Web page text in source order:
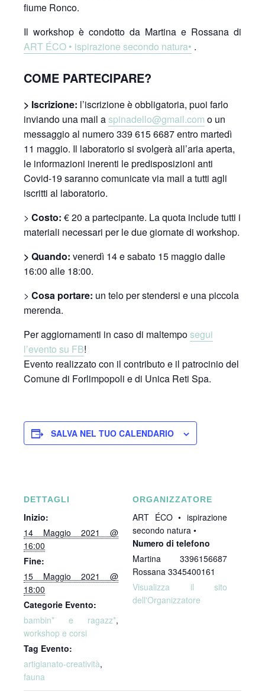
fiume Ronco.
Il workshop è condotto da Martina e Rossana di
ART ÉCO • ispirazione secondo natura• .
COME PARTECIPARE?
> Iscrizione: l’iscrizione è obbligatoria, puoi farlo
inviando una mail aspinadello@gmail.com o un
messaggio al numero 339 615 6687 entro martedì
11 maggio. Il laboratorio si svolgerà all’aria aperta,
le informazioni inerenti le predisposizioni anti
Covid-19 saranno comunicate via mail a tutti agli
iscritti al laboratorio.
> Costo: € 20 a partecipante. La quota include tutti i
materiali necessari per le due giornate di workshop.
> Quando: venerdì 14 e sabato 15 maggio dalle
16:00 alle 18:00.
> Cosa portare: un telo per stendersi e una piccola
merenda.
Per aggiornamenti in caso di maltemposegui
l’evento su FB!
Evento realizzato con il contributo e il patrocinio del
Comune di Forlimpopoli e di Unica Reti Spa.
SALVA NEL TUO CALENDARIO
DETTAGLI
Inizio:
14 Maggio 2021 @
16:00
Fine:
15 Maggio 2021 @
18:00
Categorie Evento:
bambin* e ragazz*,
workshop e corsi
Tag Evento:
artigianato-creatività,
fauna
ORGANIZZATORE
ART ÉCO • ispirazione
secondo natura •
Numero di telefono
Martina 3396156687
Rossana 3345400161
Visualizza il sito
dell'Organizzatore